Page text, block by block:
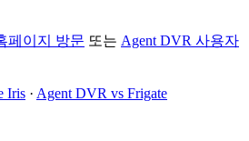
페이지 방문 또는 Agent DVR 사용자
Iris · Agent DVR vs Frigate